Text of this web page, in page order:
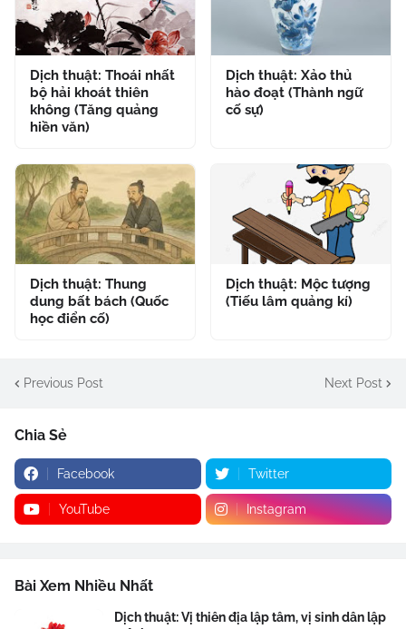
Dịch thuật: Thoái nhất
bộ hải khoát thiên
không (Tăng quảng
hiền văn)
Dịch thuật: Xảo thủ
hào đoạt (Thành ngữ
cố sự)
Dịch thuật: Thung
dung bất bách (Quốc
học điển cố)
Dịch thuật: Mộc tượng
(Tiếu lâm quảng kí)
Previous Post Next Post
Chia Sẻ
Facebook Twitter
YouTube Instagram
Bài Xem Nhiều Nhất
Dịch thuật: Vị thiên địa lập tâm, vị sinh dân lập